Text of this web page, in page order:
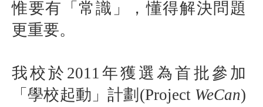
惟要有「常識」，懂得解決問題
更重要。
我校於 2011 年獲選為首批參加
「學校起動」計劃 (Project WeCan)